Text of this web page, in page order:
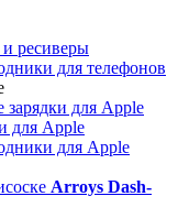
ресиверы
для телефонов
для Apple
для Apple
для Apple
Arroys Dash-